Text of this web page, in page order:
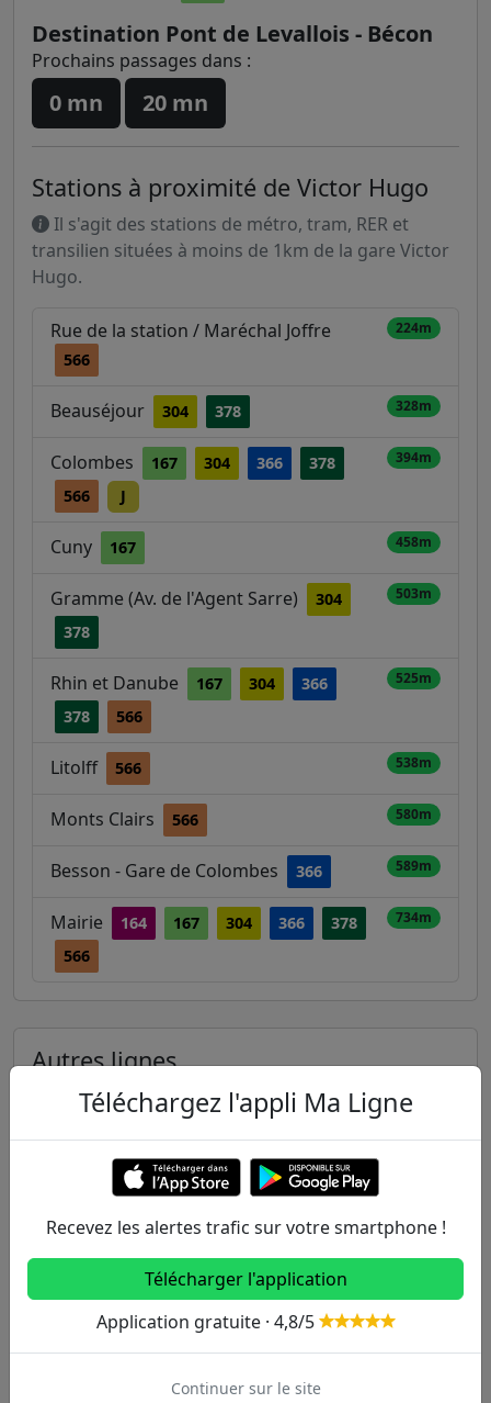
Destination Pont de Levallois - Bécon
Prochains passages dans :
0 mn 20 mn
Stations à proximité de Victor Hugo
Il s'agit des stations de métro, tram, RER et
transilien situées à moins de 1km de la gare Victor
Hugo.
Rue de la station / Maréchal Joffre
566
224m
Beauséjour 304 378 328m
Colombes 167 304 366
378
566
J
394m
Cuny 167 458m
Gramme (Av. de l'Agent Sarre)
304
378
503m
Rhin et Danube 167 304
366
378
566
525m
Litolff 566 538m
Monts Clairs 566 580m
Besson - Gare de Colombes 366 589m
Mairie 164 167 304 366
378
566
734m
Autres lignes
Metro
2 3 3B 4
5 6 7 7B 8
11 12 13
14
Téléchargez l'appli Ma Ligne
Recevez les alertes trafic sur votre smartphone !
Télécharger l'application
Application gratuite · 4,8/5
Continuer sur le site